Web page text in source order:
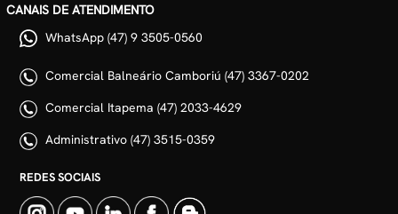
CANAIS DE ATENDIMENTO
WhatsApp (47) 9 3505-0560
Comercial Balneário Camboriú (47) 3367-0202
Comercial Itapema (47) 2033-4629
Administrativo (47) 3515-0359
REDES SOCIAIS